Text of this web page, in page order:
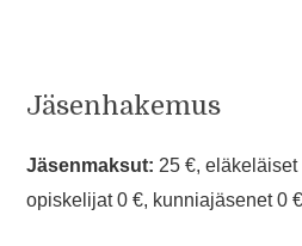
Jäsenhakemus
Jäsenmaksut: 25 €,
opiskelijat 0 €, kunniajäsenet 0 €